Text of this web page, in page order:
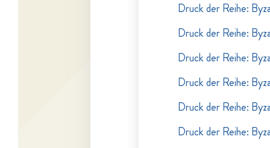
Druck der Reihe:
Druck der Reihe:
Druck der Reihe:
Druck der Reihe:
Druck der Reihe:
Druck der Reihe: